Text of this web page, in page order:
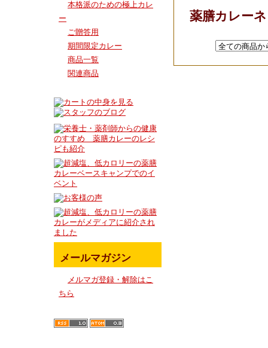
本格派のための極上カレ
ー
ご贈答用
期間限定カレー
商品一覧
関連商品
メールマガジン
メルマガ登録・解除はこ
ちら
薬膳カレー